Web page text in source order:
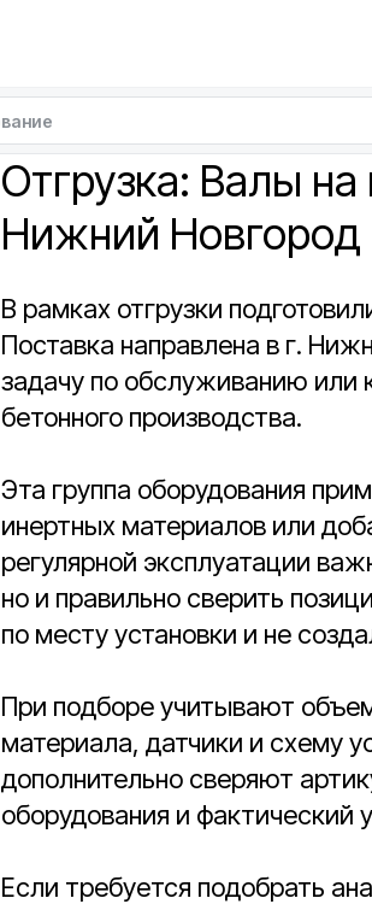
Отгрузка: Валы на
Нижний Новгород
В рамках отгрузки
Поставка направлена в г.
задачу по обслуживанию или
бетонного производства.
Эта группа оборудования
инертных материалов или
регулярной эксплуатации
но и правильно сверить
по месту установки и не
При подборе учитывают
материала, датчики и схему
дополнительно сверяют
оборудования и фактический
Если требуется подобрать